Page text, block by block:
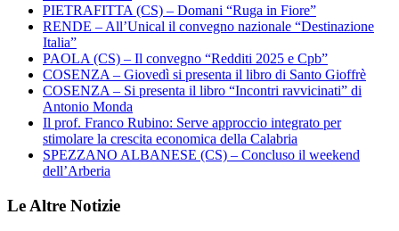
PIETRAFITTA (CS) – Domani “Ruga in Fiore”
RENDE – All’Unical il convegno nazionale “Destinazione
Italia”
PAOLA (CS) – Il convegno “Redditi 2025 e Cpb”
COSENZA – Giovedì si presenta il libro di Santo Gioffrè
COSENZA – Si presenta il libro “Incontri ravvicinati” di
Antonio Monda
Il prof. Franco Rubino: Serve approccio integrato per
stimolare la crescita economica della Calabria
SPEZZANO ALBANESE (CS) – Concluso il weekend
dell’Arberia
Le Altre Notizie